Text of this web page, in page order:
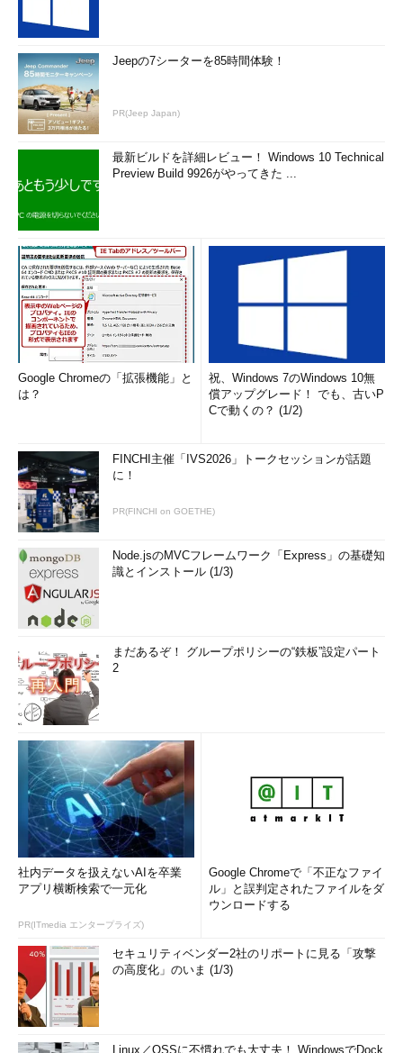
Jeepの7シーターを85時間体験！
PR(Jeep Japan)
最新ビルドを詳細レビュー！ Windows 10 Technical
Preview Build 9926がやってきた ...
Google Chromeの「拡張機能」と
は？
祝、Windows 7のWindows 10無
償アップグレード！ でも、古いP
Cで動くの？ (1/2)
FINCHI主催「IVS2026」トークセッションが話題
に！
PR(FINCHI on GOETHE)
Node.jsのMVCフレームワーク「Express」の基礎知
識とインストール (1/3)
まだあるぞ！ グループポリシーの“鉄板”設定パート
2
社内データを扱えないAIを卒業
アプリ横断検索で一元化
PR(ITmedia エンタープライズ)
Google Chromeで「不正なファイ
ル」と誤判定されたファイルをダ
ウンロードする
セキュリティベンダー2社のリポートに見る「攻撃
の高度化」のいま (1/3)
Linux／OSSに不慣れでも大丈夫！ WindowsでDock